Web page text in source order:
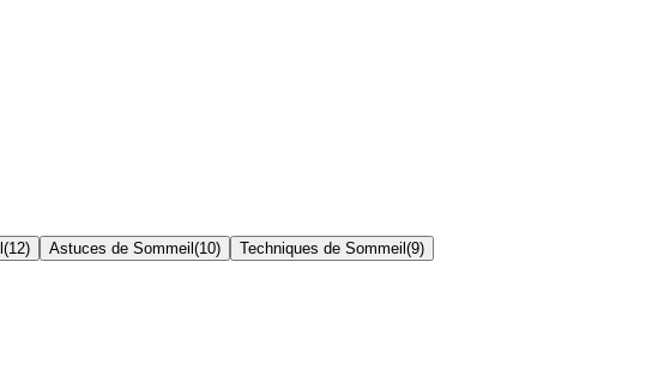
(12) Astuces de Sommeil (10) Techniques de Sommeil (9)